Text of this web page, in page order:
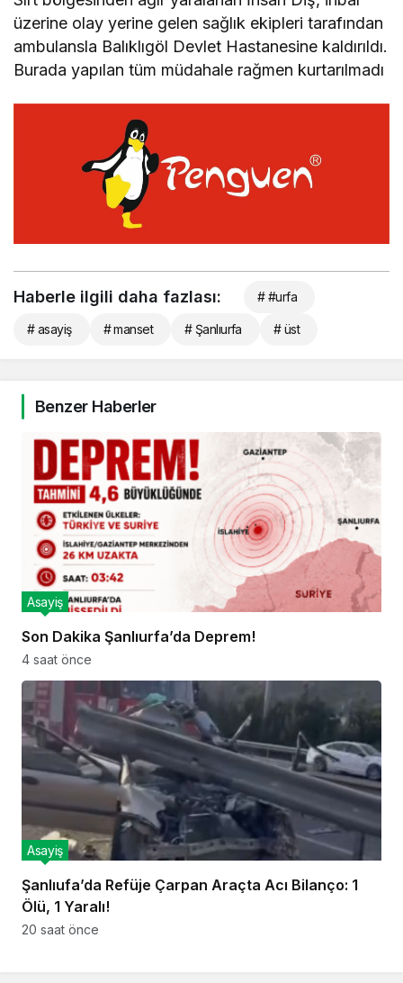
üzerine olay yerine gelen sağlık ekipleri tarafından
ambulansla Balıklıgöl Devlet Hastanesine kaldırıldı.
Burada yapılan tüm müdahale rağmen kurtarılmadı
Haberle ilgili daha fazlası: # #urfa
# asayiş # manset # Şanlıurfa # üst
Benzer Haberler
Son Dakika Şanlıurfa’da Deprem!
Asayiş
4 saat önce
Şanlıufa’da Refüje Çarpan Araçta Acı Bilanço: 1
Ölü, 1 Yaralı!
Asayiş
20 saat önce